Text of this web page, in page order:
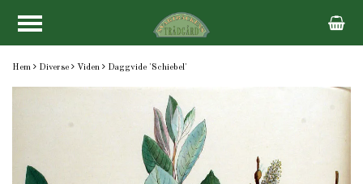
Hem Diverse Viden Daggvide 'Schiebel'